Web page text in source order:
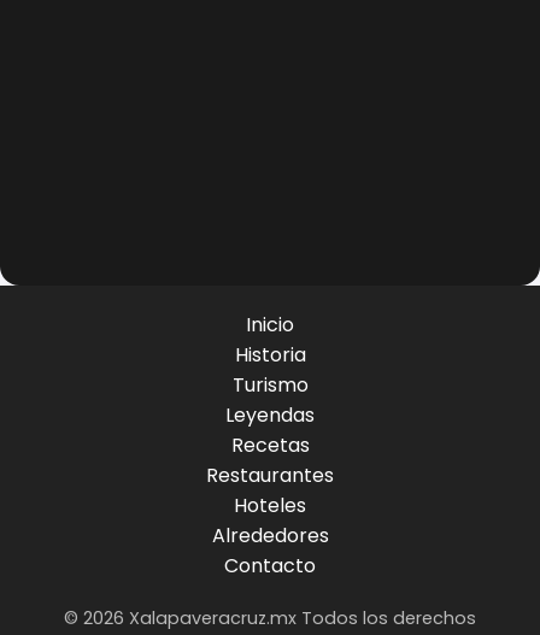
Inicio
Historia
Turismo
Leyendas
Recetas
Restaurantes
Hoteles
Alrededores
Contacto
© 2026 Xalapaveracruz.mx Todos los derechos